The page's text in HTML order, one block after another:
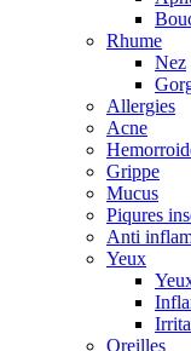
Rhume
Nez
Allergies
Acne
Grippe
Mucus
Piqures
Anti
Yeux
Oreilles